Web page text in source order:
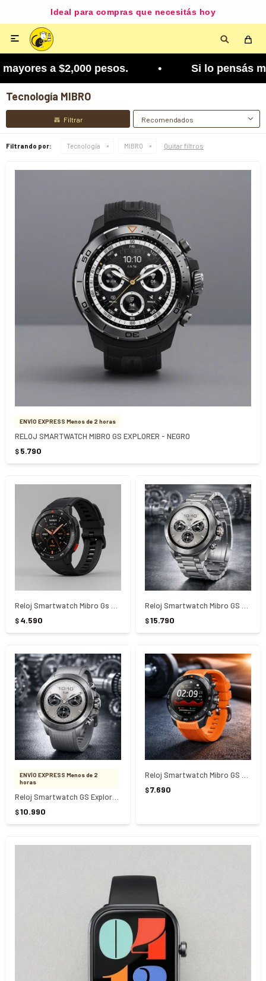
Ideal para compras que necesitás hoy

a $2,000 pesos. • Si lo pensás mejor,
Tecnología MIBRO
Recomendados
Filtrando por: Tecnología MIBRO Quitar filtros
ENVÍO EXPRESS Menos de 2 horas
RELOJ SMARTWATCH MIBRO GS EXPLORER - NEGRO
$ 5.790
$ 4.590 $15.790
ENVÍO EXPRESS Menos de 2
horas
$10.990
$7.690